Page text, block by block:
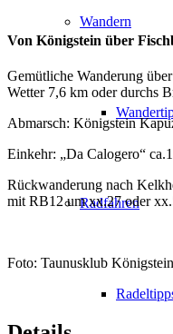
Wandern
Radfahren
Von Königstein über
Gemütliche Wanderung
Wetter 7,6 km oder durchs
Abmarsch: Königstein
Einkehr: „Da Calogero“
Rückwanderung nach
mit RB12 um xx.27 oder
Foto: Taunusklub Königstein